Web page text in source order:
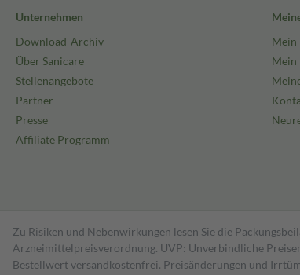
Unternehmen
Download-Archiv
Über Sanicare
Stellenangebote
Partner
Presse
Affiliate Programm
Mein
Mein
Zu Risiken und Nebenwirkungen lesen Sie die
Arzneimittelpreisverordnung. UVP: Unverbindliche
Bestell­wert versand­kosten­frei. Preisänderungen und